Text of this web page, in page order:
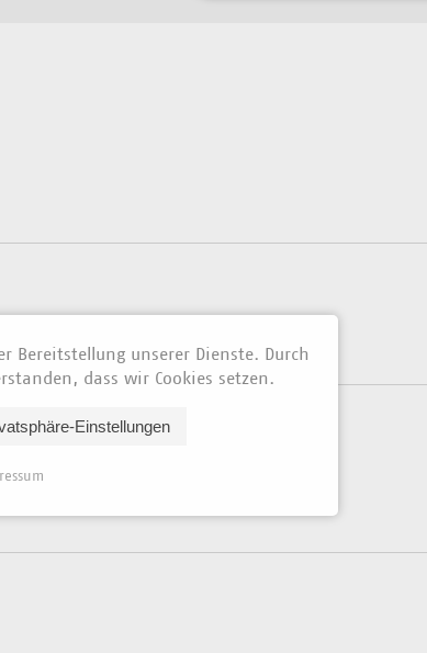
Bereitstellung unserer Dienste. Durch
dass wir Cookies setzen.
Einstellungen